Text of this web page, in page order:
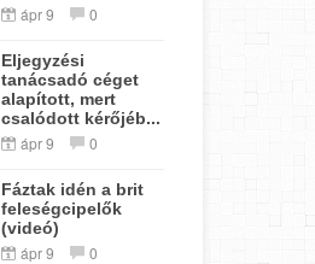
ápr 9 0
Eljegyzési
tanácsadó céget
alapított, mert
csalódott kérőjéb...
ápr 9 0
Fáztak idén a brit
feleségcipelők
(videó)
ápr 9 0